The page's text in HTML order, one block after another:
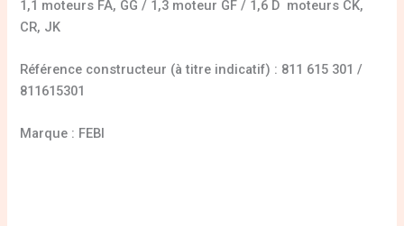
1,1 moteurs FA, GG / 1,3 moteur GF / 1,6 D moteurs CK,
CR, JK
Référence constructeur (à titre indicatif) : 811 615 301 /
811615301
Marque : FEBI